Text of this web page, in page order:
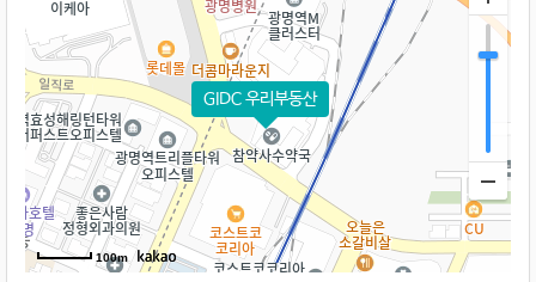
GIDC 우리부동산
100m